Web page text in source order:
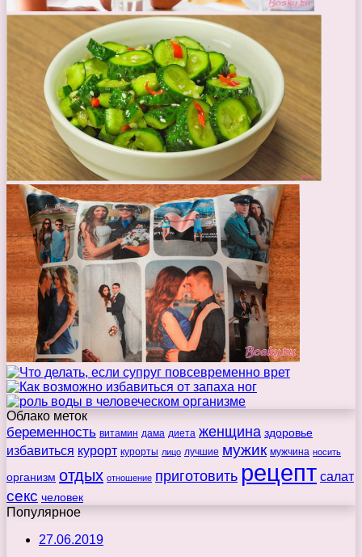
Облако меток
беременность витамин дама диета женщина здоровье
избавиться курорт курорты лицо лучшие мужик мужчина носить
организм отдых отношение приготовить рецепт салат
секс человек
Популярное
27.06.2019